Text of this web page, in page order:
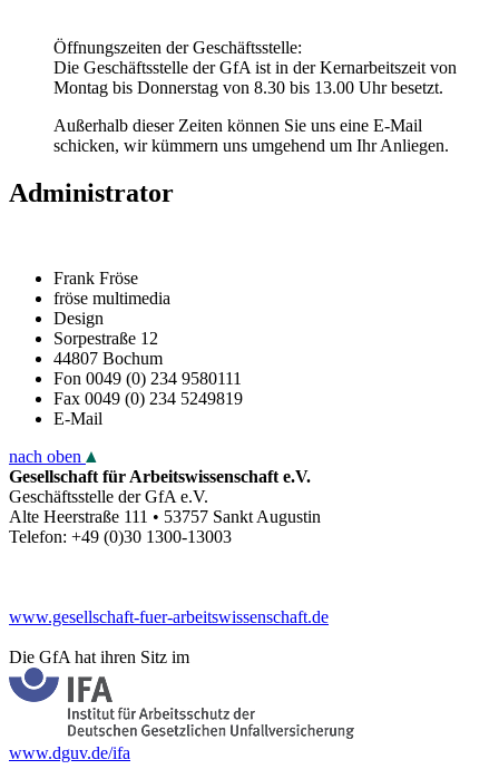
Öffnungszeiten der Geschäftsstelle:
Die Geschäftsstelle der GfA ist in der Kernarbeitszeit von
Montag bis Donnerstag von 8.30 bis 13.00 Uhr besetzt.
Außerhalb dieser Zeiten können Sie uns eine E-Mail
schicken, wir kümmern uns umgehend um Ihr Anliegen.
Administrator
Frank Fröse
fröse multimedia
Design
Sorpestraße 12
44807 Bochum
Fon 0049 (0) 234 9580111
Fax 0049 (0) 234 5249819
E-Mail
nach oben
Gesellschaft für Arbeitswissenschaft e.V.
Geschäftsstelle der GfA e.V.
Alte Heerstraße 111 • 53757 Sankt Augustin
Telefon: +49 (0)30 1300-13003
www.gesellschaft-fuer-arbeitswissenschaft.de
Die GfA hat ihren Sitz im
www.dguv.de/ifa